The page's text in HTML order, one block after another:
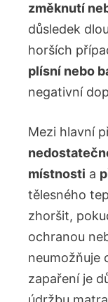
změknutí
důsledek
horších
plísní nebo
negativní
Mezi hlavní
místnosti a
tělesného
zhoršit,
ochranou
neumožňuje
zapaření je